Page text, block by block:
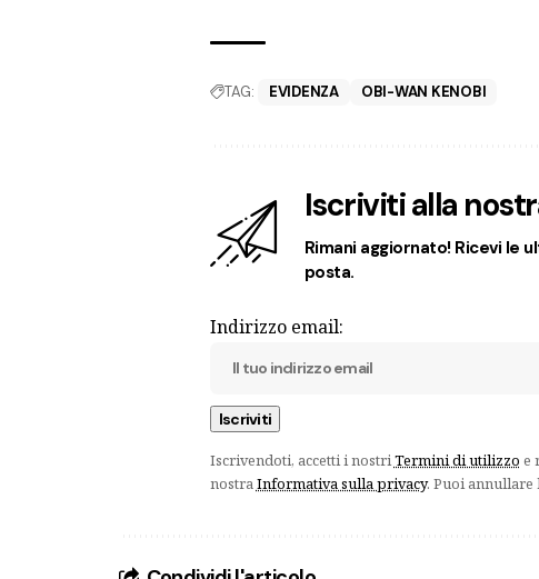
TAG: EVIDENZA OBI-WAN KENOBI
Iscriviti alla
Rimani aggiornato! Ricevi le
posta.
Indirizzo email:
Iscrivendoti, accetti i nostriTermini di utilizzo e
nostraInformativa sulla privacy. Puoi